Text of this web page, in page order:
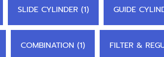
SLIDE CYLINDER (1) GUIDE
COMBINATION (1) FILTER &